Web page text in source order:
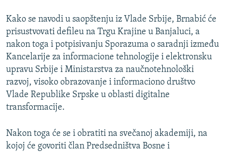
Kako se navodi u saopštenju iz Vlade Srbije, Brnabić će
prisustvovati defileu na Trgu Krajine u Banjaluci, a
nakon toga i potpisivanju Sporazuma o saradnji između
Kancelarije za informacione tehnologije i elektronsku
upravu Srbije i Ministarstva za naučnotehnološki
razvoj, visoko obrazovanje i informaciono društvo
Vlade Republike Srpske u oblasti digitalne
transformacije.
Nakon toga će se i obratiti na svečanoj akademiji, na
kojoj će govoriti član Predsedništva Bosne i